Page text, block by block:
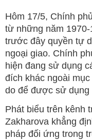
Hôm 17/5, Chính
từ những năm
trước đây quyền tự
ngoại giao. Chính
hiện đang sử dụng
đích khác ngoài
do để được sử dụng
Phát biểu trên kênh
Zakharova khẳng
pháp đối ứng trong